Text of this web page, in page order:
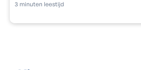
3 minuten leestijd